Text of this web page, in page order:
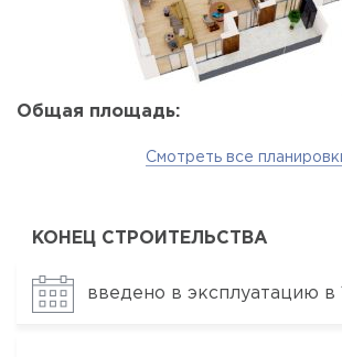
Общая площадь:
Смотреть все
КОНЕЦ СТРОИТЕЛЬСТВА
введено в эксплуатацию в